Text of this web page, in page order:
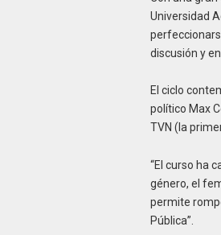
Universidad
discusión y
El ciclo
político Max
TVN (la
“El curso ha
género, el
permite
Pública”.